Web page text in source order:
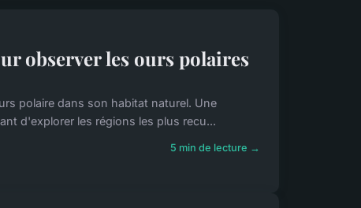
observer les ours polaires
polaire dans son habitat naturel. Une
d'explorer les régions les plus recu...
5 min de lecture →